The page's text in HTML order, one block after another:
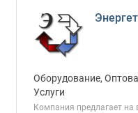
Оборудование,
Услуги
Компания предлагает на